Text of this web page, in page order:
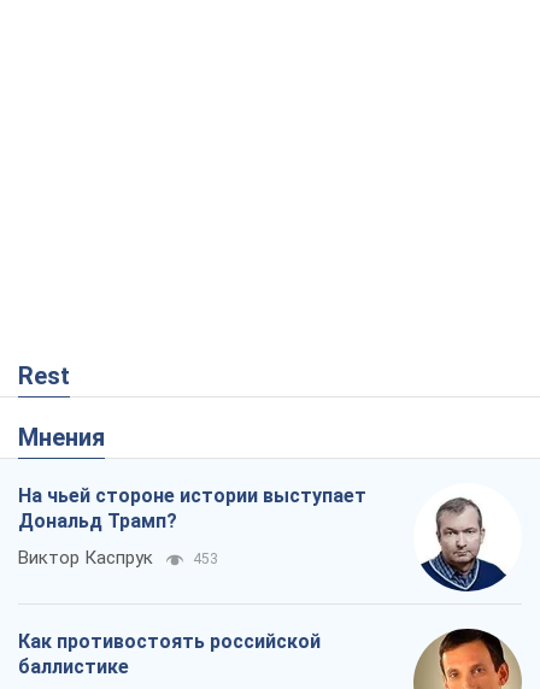
Rest
Мнения
На чьей стороне истории выступает
Дональд Трамп?
Виктор Каспрук 453
Как противостоять российской
баллистике